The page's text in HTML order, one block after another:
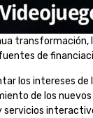
transformación,
de
los intereses de
de los